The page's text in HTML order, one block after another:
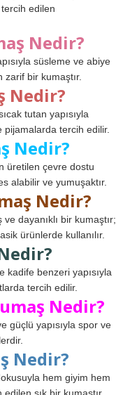
edilen
Nedir?
süsleme ve abiye
zarif bir kumaştır.
Nedir?
tutan yapısıyla
pijamalarda tercih edilir.
Nedir?
üretilen çevre dostu
alabilir ve yumuşaktır.
Nedir?
dayanıklı bir kumaştır;
ürünlerde kullanılır.
kadife benzeri yapısıyla
tercih edilir.
Nedir?
güçlü yapısıyla spor ve
Nedir?
hem giyim hem